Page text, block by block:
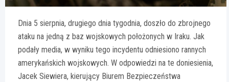
Dnia 5 sierpnia, drugiego dnia tygodnia, doszło do zbrojnego
ataku na jedną z baz wojskowych położonych w Iraku. Jak
podały media, w wyniku tego incydentu odniesiono rannych
amerykańskich wojskowych. W odpowiedzi na te doniesienia,
Jacek Siewiera, kierujący Biurem Bezpieczeństwa